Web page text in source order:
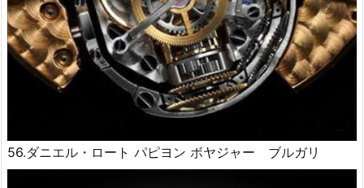
56.ダニエル・ロート パピヨン ボヤジャー ブルガリ